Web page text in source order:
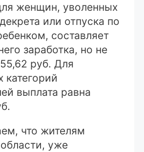
женщин, уволенных
или отпуска по
составляет
заработка, но не
руб. Для
категорий
выплата равна
что жителям
уже